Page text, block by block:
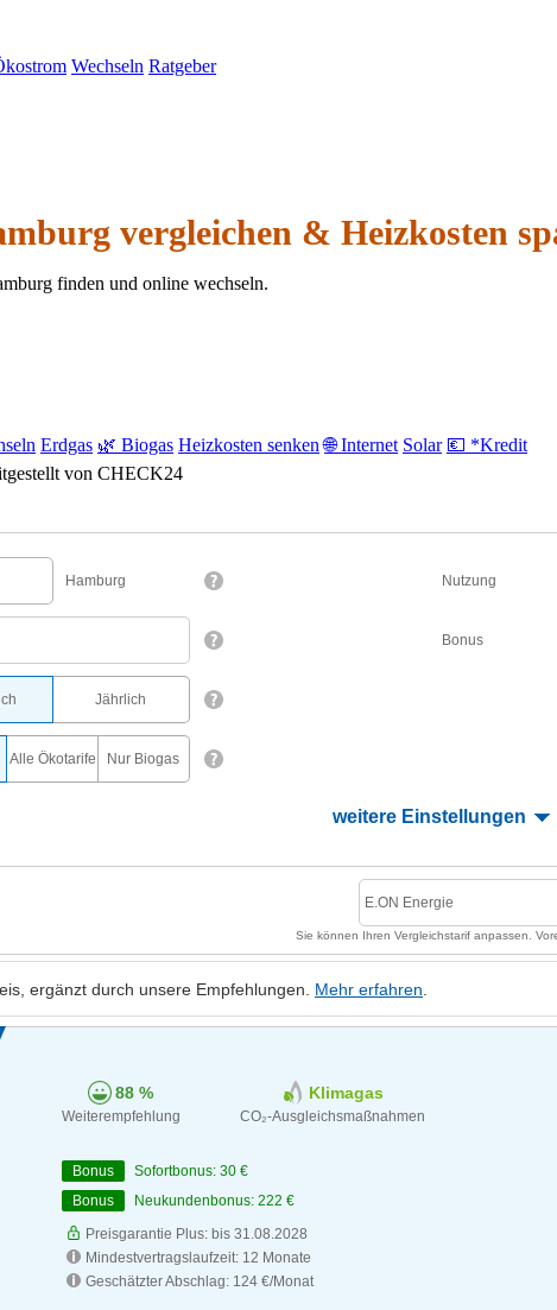
Wechseln Ratgeber
vergleichen & Heizkosten
finden und online wechseln.
Erdgas 🌿 Biogas Heizkosten senken 🌐 Internet Solar 💶 *Kredit
von CHECK24